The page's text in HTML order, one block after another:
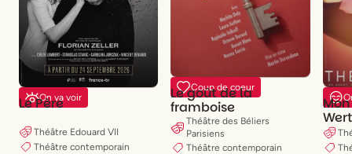
On va voir
Le Père
Théâtre Edouard VII
Théâtre contemporain
Coup de coeur
Le goût de la
framboise
Théâtre des Béliers
Parisiens
Théâtre contemporain